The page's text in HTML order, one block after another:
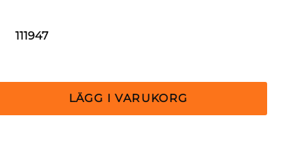
111947